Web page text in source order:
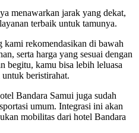
menawarkan jarak yang dekat,
terbaik untuk tamunya.
kami rekomendasikan di bawah
serta harga yang sesuai dengan
begitu, kamu bisa lebih leluasa
beristirahat.
Bandara Samui juga sudah
umum. Integrasi ini akan
mobilitas dari hotel Bandara